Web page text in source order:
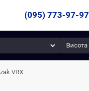
(095) 773-97-97
Висота
VRX